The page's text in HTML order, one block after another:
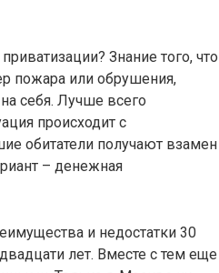
Знание того, что
пожара или обрушения,
себя. Лучше всего
происходит с
обитатели получают взамен
– денежная
и недостатки 30
лет. Вместе с тем еще